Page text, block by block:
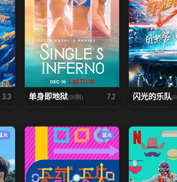
3.3 单身即地狱(08期) 7.2 闪光的乐队
光 蓝光